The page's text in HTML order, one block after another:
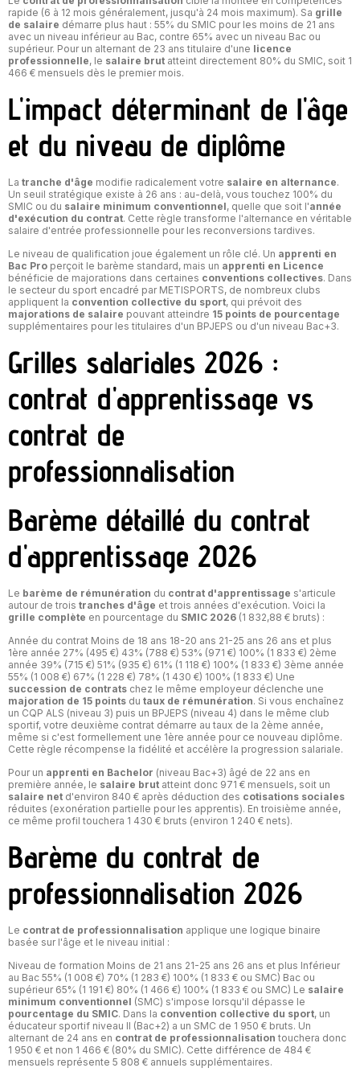
rapide (6 à 12 mois généralement, jusqu'à 24 mois maximum). Sa grille
de salaire démarre plus haut : 55% du SMIC pour les moins de 21 ans
avec un niveau inférieur au Bac, contre 65% avec un niveau Bac ou
supérieur. Pour un alternant de 23 ans titulaire d'une licence
professionnelle, le salaire brut atteint directement 80% du SMIC, soit 1
466 € mensuels dès le premier mois.
L'impact déterminant de l'âge
et du niveau de diplôme
La tranche d'âge modifie radicalement votre salaire en alternance.
Un seuil stratégique existe à 26 ans : au-delà, vous touchez 100% du
SMIC ou du salaire minimum conventionnel, quelle que soit l'année
d'exécution du contrat. Cette règle transforme l'alternance en véritable
salaire d'entrée professionnelle pour les reconversions tardives.
Le niveau de qualification joue également un rôle clé. Un apprenti en
Bac Pro perçoit le barème standard, mais un apprenti en Licence
bénéficie de majorations dans certaines conventions collectives. Dans
le secteur du sport encadré par METISPORTS, de nombreux clubs
appliquent la convention collective du sport, qui prévoit des
majorations de salaire pouvant atteindre 15 points de pourcentage
supplémentaires pour les titulaires d'un BPJEPS ou d'un niveau Bac+3.
Grilles salariales 2026 :
contrat d'apprentissage vs
contrat de
professionnalisation
Barème détaillé du contrat
d'apprentissage 2026
Le barème de rémunération du contrat d'apprentissage s'articule
autour de trois tranches d'âge et trois années d'exécution. Voici la
grille complète en pourcentage du SMIC 2026 (1 832,88 € bruts) :
Année du contrat Moins de 18 ans 18-20 ans 21-25 ans 26 ans et plus
1ère année 27% (495 €) 43% (788 €) 53% (971 €) 100% (1 833 €) 2ème
année 39% (715 €) 51% (935 €) 61% (1 118 €) 100% (1 833 €) 3ème année
55% (1 008 €) 67% (1 228 €) 78% (1 430 €) 100% (1 833 €) Une
succession de contrats chez le même employeur déclenche une
majoration de 15 points du taux de rémunération. Si vous enchaînez
un CQP ALS (niveau 3) puis un BPJEPS (niveau 4) dans le même club
sportif, votre deuxième contrat démarre au taux de la 2ème année,
même si c'est formellement une 1ère année pour ce nouveau diplôme.
Cette règle récompense la fidélité et accélère la progression salariale.
Pour un apprenti en Bachelor (niveau Bac+3) âgé de 22 ans en
première année, le salaire brut atteint donc 971 € mensuels, soit un
salaire net d'environ 840 € après déduction des cotisations sociales
réduites (exonération partielle pour les apprentis). En troisième année,
ce même profil touchera 1 430 € bruts (environ 1 240 € nets).
Barème du contrat de
professionnalisation 2026
Le contrat de professionnalisation applique une logique binaire
basée sur l'âge et le niveau initial :
Niveau de formation Moins de 21 ans 21-25 ans 26 ans et plus Inférieur
au Bac 55% (1 008 €) 70% (1 283 €) 100% (1 833 € ou SMC) Bac ou
supérieur 65% (1 191 €) 80% (1 466 €) 100% (1 833 € ou SMC) Le salaire
minimum conventionnel (SMC) s'impose lorsqu'il dépasse le
pourcentage du SMIC. Dans la convention collective du sport, un
éducateur sportif niveau II (Bac+2) a un SMC de 1 950 € bruts. Un
alternant de 24 ans en contrat de professionnalisation touchera donc
1 950 € et non 1 466 € (80% du SMIC). Cette différence de 484 €
mensuels représente 5 808 € annuels supplémentaires.